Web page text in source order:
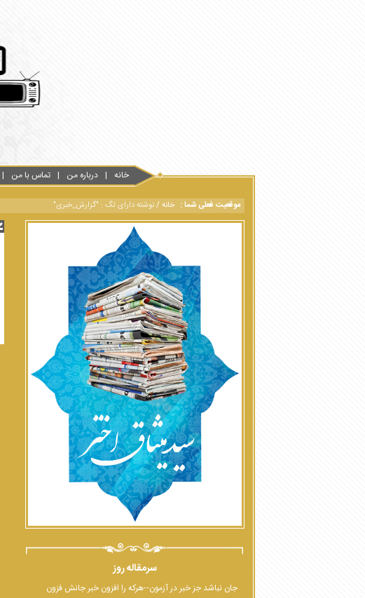
خانه درباره من تماس با من
موقعیت فعلی شما : خانه/نوشته دارای تگ : "گزارش_خبری"
سرمقاله روز
جان نباشد جز خبر در آزمون--هرکه را افزون خبر جانش فزون